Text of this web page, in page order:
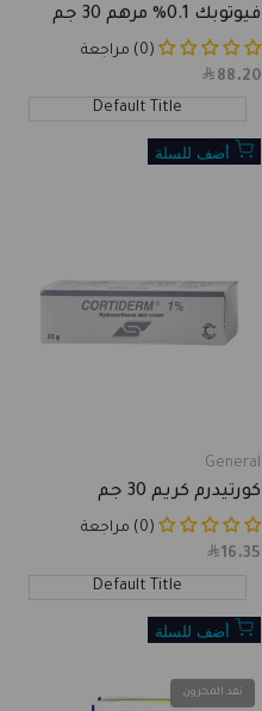
فيوتوبك 0.1% مرهم 30 جم
(0) مراجعة
Sale
88.20
Default Title
أضف للسلة
Vendor:
General
كورتيدرم كريم 30 جم
(0) مراجعة
Sale
16.35
Default Title
أضف للسلة
نفد المخزون